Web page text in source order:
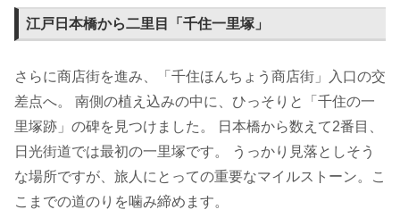
江戸日本橋から二里目「千住一里塚」
さらに商店街を進み、「千住ほんちょう商店街」入口の交
差点へ。 南側の植え込みの中に、ひっそりと「千住の一
里塚跡」の碑を見つけました。 日本橋から数えて2番目、
日光街道では最初の一里塚です。 うっかり見落としそう
な場所ですが、旅人にとっての重要なマイルストーン。こ
こまでの道のりを噛み締めます。